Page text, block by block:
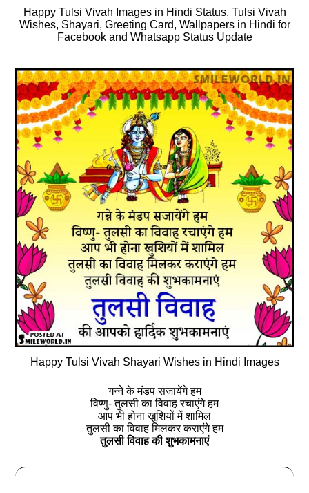
Happy Tulsi Vivah Images in Hindi Status, Tulsi Vivah
Wishes, Shayari, Greeting Card, Wallpapers in Hindi for
Facebook and Whatsapp Status Update
Happy Tulsi Vivah Shayari Wishes in Hindi Images
गन्ने के मंडप सजायेंगे हम
विष्णु- तुलसी का विवाह रचाएंगे हम
आप भी होना खुशियों में शामिल
तुलसी का विवाह मिलकर कराएंगे हम
तुलसी विवाह की शुभकामनाएं